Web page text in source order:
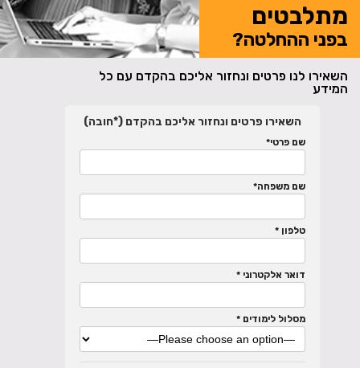
מתלבטים
בפני ההחלטה?
השאירו לנו פרטים ונחזור אליכם בהקדם עם כל
המידע
השאירו פרטים ונחזור אליכם בהקדם (*חובה)
שם פרטי*
שם משפחה*
טלפון *
דואר אלקטרוני *
מסלול לימודים *